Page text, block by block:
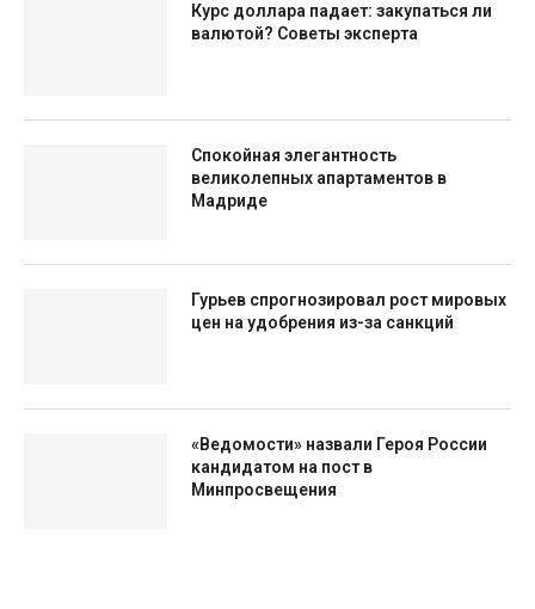
Курс доллара падает: закупаться ли
валютой? Советы эксперта
Спокойная элегантность
великолепных апартаментов в
Мадриде
Гурьев спрогнозировал рост мировых
цен на удобрения из-за санкций
«Ведомости» назвали Героя России
кандидатом на пост в
Минпросвещения